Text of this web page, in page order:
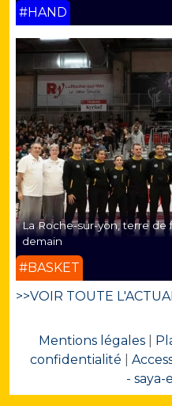
#HAND
La Roche-sur-yon, terre de
demain
#BASKET
>>VOIR TOUTE
Mentions légales
confidentialité
- saya-